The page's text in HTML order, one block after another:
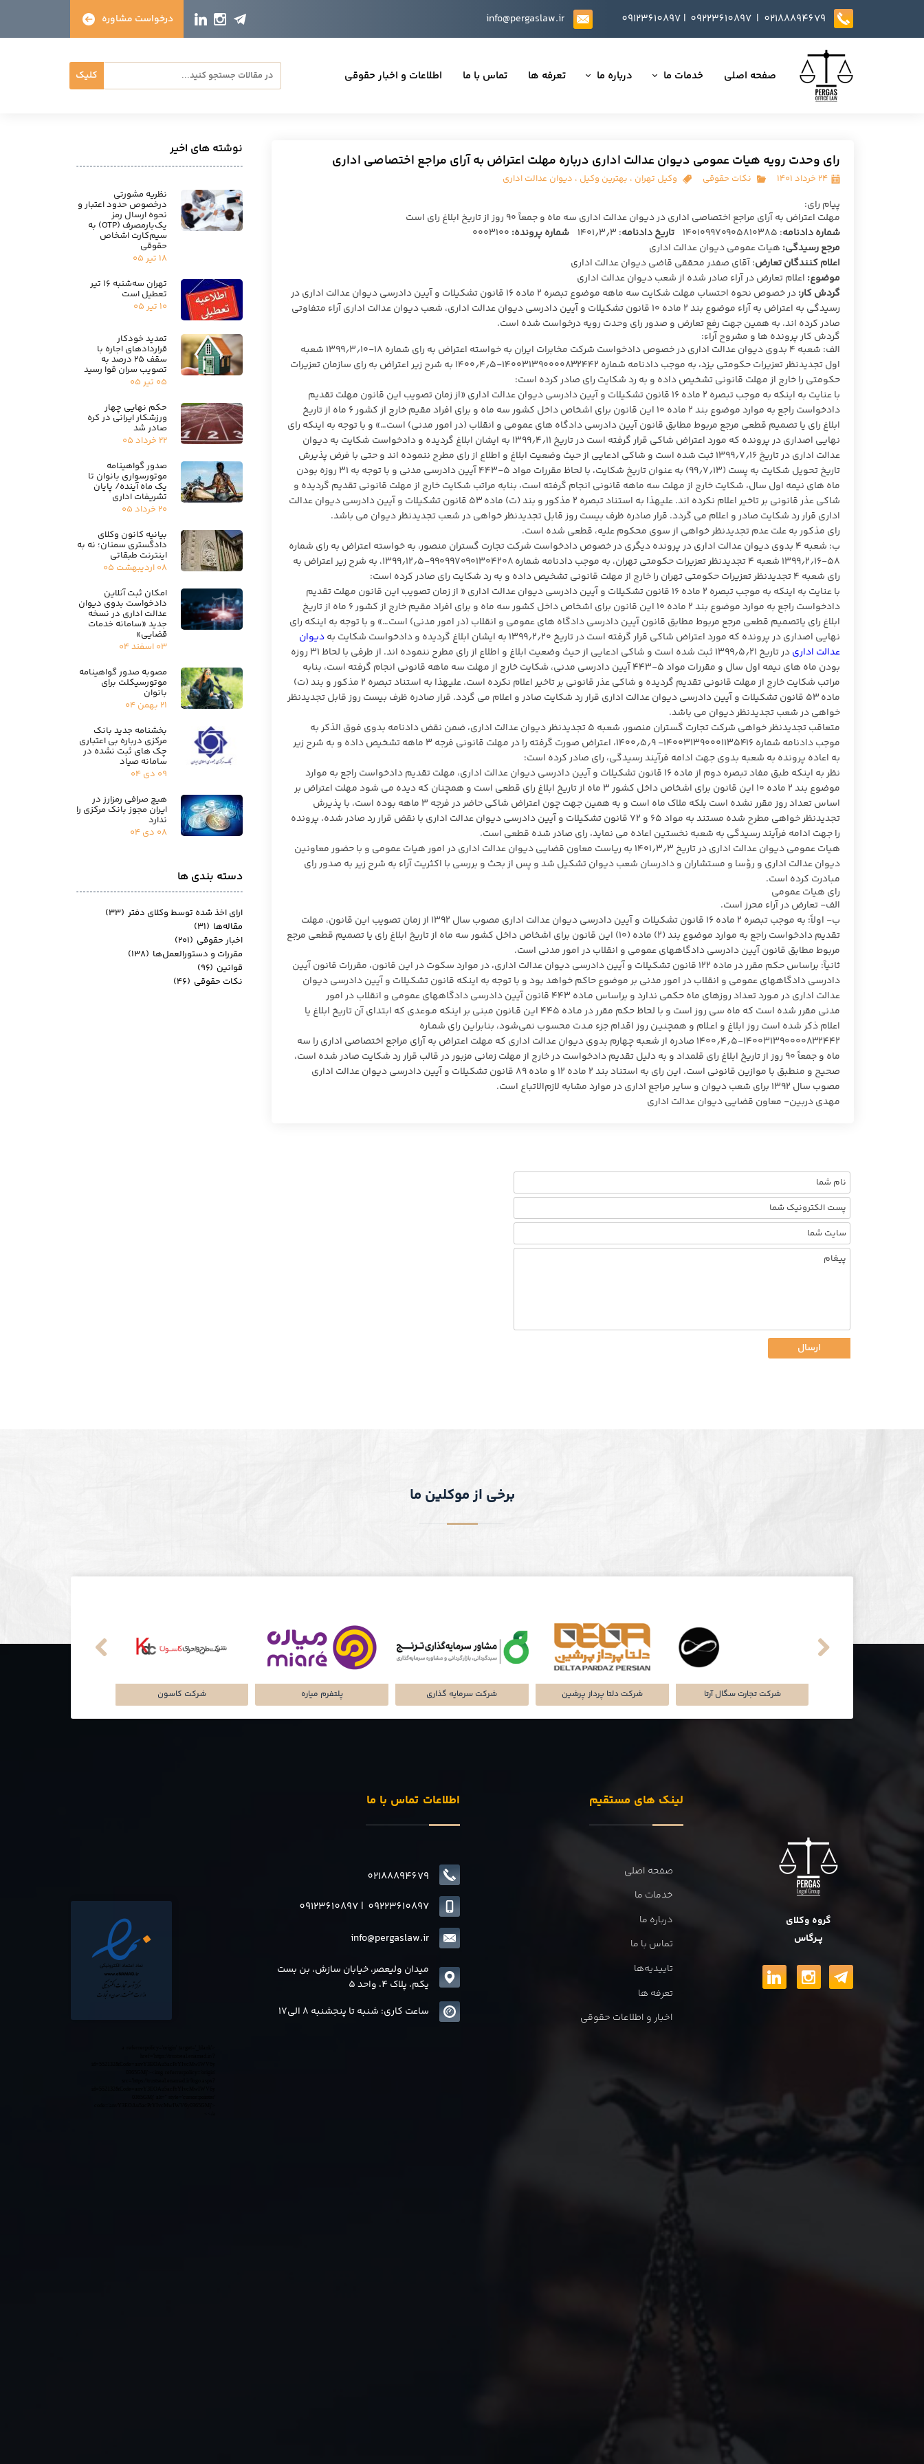
کلیک صفحه اصلی خدمات ما
مذاکره، تنظیم و بازبینی قراردادها
داوری
انجام کلیه مسائل ثبتی
درباره ما تعرفه ها تماس با ما اطلاعات و اخبار حقوقی
09123610897| 09223610897​​​​​​​ | 02188894679 درخواست مشاوره info@pergaslaw.ir
رای وحدت رویه هیات عمومی دیوان عدالت اداری درباره مهلت اعتراض به آرای مراجع اختصاصی اداری
۲۴ خرداد ۱۴۰۱ نکات حقوقی وکیل تهران ، بهترین وکیل ، دیوان عدالت اداری
پیام رای:
مهلت اعتراض به آرای مراجع اختصاصی اداری در دیوان عدالت اداری سه ماه و جمعاً ۹۰ روز از تاریخ ابلاغ رای است
شماره دادنامه: ۱۴۰۱۰۹۹۷۰۹۰۵۸۱۰۳۸۵ تاریخ دادنامه: ۳؍۳؍۱۴۰۱ شماره پرونده:
مرجع رسیدگی: هیات عمومی دیوان عدالت اداری
اعلام کنندگان تعارض: آقای صفدر محققی قاضی دیوان عدالت اداری
موضوع: اعلام تعارض در آراء صادر شده از شعب دیوان عدالت اداری
گردش کار:
در خصوص نحوه احتساب مهلت شکایت سه ماهه موضوع تبصره ۲ ماده ۱۶ قانون تشکیلات و آیین دادرسی دیوان عدالت اداری در
رسیدگی به اعتراض به آراء موضوع بند ۲ ماده ۱۰ قانون تشکیلات و آیین دادرسی دیوان عدالت اداری، شعب دیوان عدالت اداری آراء متفاوتی
صادر کرده اند. به همین جهت رفع تعارض و صدور رای وحدت رویه درخواست شده است.
گردش کار پرونده ها و مشروح آراء:
الف: شعبه ۴ بدوی دیوان عدالت اداری در خصوص دادخواست شرکت مخابرات ایران به خواسته اعتراض به رای شماره ۱۸-۱۰؍۳؍۱۳۹۹ شعبه
اول تجدیدنظر تعزیرات حکومتی یزد، به موجب دادنامه شماره ۱۴۰۰۳۱۳۹۰۰۰۰۸۳۲۴۴۲-۵؍۴؍۱۴۰۰ به شرح زیر اعتراض به رای سازمان تعزیرات
حکومتی را خارج از مهلت قانونی تشخیص داده و به رد شکایت رای صادر کرده است:
با عنایت به اینکه به موجب تبصره ۲ ماده ۱۶ قانون تشکیلات و آیین دادرسی دیوان عدالت اداری «از زمان تصویب این قانون مهلت تقدیم
دادخواست راجع به موارد موضوع بند ۲ ماده ۱۰ این قانون برای اشخاص داخل کشور سه ماه و برای افراد مقیم خارج از کشور ۶ ماه از تاریخ
ابلاغ رای یا تصمیم قطعی مرجع مربوط مطابق قانون آیین دادرسی دادگاه های عمومی و انقلاب (در امور مدنی) است…» و با توجه به اینکه رای
نهایی اصداری در پرونده که مورد اعتراض شاکی قرار گرفته است در تاریخ ۱۱؍۴؍۱۳۹۹ به ایشان ابلاغ گردیده و دادخواست شکایت به دیوان
عدالت اداری در تاریخ ۱۶؍۷؍۱۳۹۹ ثبت شده است و شاکی ادعایی از حیث وضعیت ابلاغ و اطلاع از رای مطرح ننموده اند و حتی با فرض پذیرش
تاریخ تحویل شکایت به پست (۱۳؍۷؍۹۹) به عنوان تاریخ شکایت، با لحاظ مقررات مواد ۵-۴۴۳ آیین دادرسی مدنی و با توجه به ۳۱ روزه بودن
ماه های نیمه اول سال، شکایت خارج از مهلت سه ماهه قانونی انجام گرفته است، بنابه مراتب شکایت خارج از مهلت قانونی تقدیم گردیده و
شاکی عذر قانونی بر تاخیر اعلام نکرده اند. علیهذا به استناد تبصره ۲ مذکور و بند (ت) ماده ۵۳ قانون تشکیلات و آیین دادرسی دیوان عدالت
اداری قرار رد شکایت صادر و اعلام می گردد. قرار صادره ظرف بیست روز قابل تجدیدنظر خواهی در شعب تجدیدنظر دیوان می باشد.
رای مذکور به علت عدم تجدیدنظر خواهی از سوی محکوم علیه، قطعی شده است.
ب: شعبه ۴ بدوی دیوان عدالت اداری در پرونده دیگری در خصوص دادخواست شرکت تجارت گستران منصور، به خواسته اعتراض به رای شماره
۵۸-۱۶؍۲؍۱۳۹۹ شعبه ۴ تجدیدنظر تعزیرات حکومتی تهران، به موجب دادنامه شماره ۹۹۰۹۹۷۰۹۰۱۳۰۴۲۰۸-۵؍۱۲؍۱۳۹۹، به شرح زیر اعتراض به
رای شعبه ۴ تجدیدنظر تعزیرات حکومتی تهران را خارج از مهلت قانونی تشخیص داده و به رد شکایت رای صادر کرده است:
با عنایت به اینکه به موجب تبصره ۲ ماده ۱۶ قانون تشکیلات و آیین دادرسی دیوان عدالت اداری « از زمان تصویب این قانون مهلت تقدیم
دادخواست راجع به موارد موضوع بند ۲ ماده ۱۰ این قانون برای اشخاص داخل کشور سه ماه و برای افراد مقیم خارج از کشور ۶ ماه از تاریخ
ابلاغ رای یاتصمیم قطعی مرجع مربوط مطابق قانون آیین دادرسی دادگاه های عمومی و انقلاب (در امور مدنی) است…» و با توجه به اینکه رای
نهایی اصداری در پرونده که مورد اعتراض شاکی قرار گرفته است در تاریخ ۲۰؍۲؍۱۳۹۹ به ایشان ابلاغ گردیده و دادخواست شکایت به
دیوان
عدالت اداری
در تاریخ ۲۱؍۵؍۱۳۹۹ ثبت شده است و شاکی ادعایی از حیث وضعیت ابلاغ و اطلاع از رای مطرح ننموده اند. از طرفی با لحاظ ۳۱ روزه
بودن ماه های نیمه اول سال و مقررات مواد ۵-۴۴۳ آیین دادرسی مدنی، شکایت خارج از مهلت سه ماهه قانونی انجام گرفته است، بنابه
مراتب شکایت خارج از مهلت قانونی تقدیم گردیده و شاکی عذر قانونی بر تاخیر اعلام نکرده است. علیهذا به استناد تبصره ۲ مذکور و بند (ت)
ماده ۵۳ قانون تشکیلات و آیین دادرسی دیوان عدالت اداری قرار رد شکایت صادر و اعلام می گردد. قرار صادره ظرف بیست روز قابل تجدیدنظر
خواهی در شعب تجدیدنظر دیوان می باشد.
متعاقب تجدیدنظر خواهی شرکت تجارت گستران منصور، شعبه ۵ تجدیدنظر دیوان عدالت اداری، ضمن نقض دادنامه بدوی فوق الذکر به
موجب دادنامه شماره ۱۴۰۰۳۱۳۹۰۰۰۱۱۳۵۴۱۶- ۹؍۵؍۱۴۰۰، اعتراض صورت گرفته را در مهلت قانونی فرجه ۳ ماهه تشخیص داده و به شرح زیر
به اعاده پرونده به شعبه بدوی جهت ادامه فرآیند رسیدگی، رای صادر کرده است:
نظر به اینکه طبق مفاد تبصره دوم از ماده ۱۶ قانون تشکیلات و آیین دادرسی دیوان عدالت اداری، مهلت تقدیم دادخواست راجع به موارد
موضوع بند ۲ ماده ۱۰ این قانون برای اشخاص داخل کشور ۳ ماه از تاریخ ابلاغ رای قطعی است و همچنان که دیده می شود مهلت اعتراض بر
اساس تعداد روز مقرر نشده است بلکه ملاک ماه است و به همین جهت چون اعتراض شاکی حاضر در فرجه ۳ ماهه بوده است، با پذیرش
تجدیدنظر خواهی مطرح شده مستند به مواد ۶۵ و ۷۲ قانون تشکیلات و آیین دادرسی دیوان عدالت اداری با نقض قرار رد صادر شده، پرونده
را جهت ادامه فرآیند رسیدگی به شعبه نخستین اعاده می نماید، رای صادر شده قطعی است.
هیات عمومی دیوان عدالت اداری در تاریخ ۳؍۳؍۱۴۰۱ به ریاست معاون قضایی دیوان عدالت اداری در امور هیات عمومی و با حضور معاونین
دیوان عدالت اداری و رؤسا و مستشاران و دادرسان شعب دیوان تشکیل شد و پس از بحث و بررسی با اکثریت آراء به شرح زیر به صدور رای
مبادرت کرده است.
رای هیات عمومی
الف- تعارض در آراء محرز است.
ب- اولاً: به موجب تبصره ۲ ماده ۱۶ قانون تشکیلات و آیین دادرسی دیوان عدالت اداری مصوب سال ۱۳۹۲ از زمان تصویب این قانون، مهلت
تقدیم دادخواست راجع به موارد موضوع بند (۲) ماده (۱۰) این قانون برای اشخاص داخل کشور سه ماه از تاریخ ابلاغ رای یا تصمیم قطعی مرجع
مربوط مطابق قانون آیین دادرسی دادگاههای عمومی و انقلاب در امور مدنی است.
ثانیاً: براساس حکم مقرر در ماده ۱۲۲ قانون تشکیلات و آیین دادرسی دیوان عدالت اداری، در موارد سکوت در این قانون، مقررات قانون آیین
دادرسی دادگاههای عمومی و انقلاب در امور مدنی بر موضوع حاکم خواهد بود و با توجه به اینکه قانون تشکیلات و آیین دادرسی دیوان
عدالت اداری در مـورد تعداد روزهای ماه حکمی ندارد و براساس مـاده ۴۴۳ قانون آیین دادرسی دادگاههای عمومی و انقلاب در امور
مدنی مقرر شده است که ماه سی روز است و با لحاظ حکم مقرر در مـاده ۴۴۵ این قـانون مبنی بر اینکه مـوعدی که ابتدای آن تاریخ ابلاغ یا
اعلام ذکر شده است روز ابلاغ و اعـلام و همچنیـن روز اقدام جزء مـدت محسوب نمی‌شود، بنابراین رای شمـاره
۱۴۰۰۳۱۳۹۰۰۰۰۸۳۲۴۴۲-۵؍۴؍۱۴۰۰ صادره از شعبه چهارم بدوی دیوان عدالت اداری که مهلت اعتراض به آرای مراجع اختصاصی اداری را سه
ماه و جمعاً ۹۰ روز از تاریخ ابلاغ رای قلمداد و به دلیل تقدیم دادخواست در خارج از مهلت زمانی مزبور در قالب قرار رد شکایت صادر شده است،
صحیح و منطبق با موازین قانونی است. این رای به استناد بند ۲ ماده ۱۲ و ماده ۸۹ قانون تشکیلات و آیین دادرسی دیوان عدالت اداری
مصوب سال ۱۳۹۲ برای شعب دیوان و سایر مراجع اداری در موارد مشابه لازم‌الاتباع است.
مهدی دربین- معاون قضایی دیوان عدالت اداری
ارسال
نوشته های اخیر
دسته بندی ها
نظریه مشورتی
درخصوص حدود اعتبار و
نحوه ارسال رمز
یک‌بارمصرف (OTP) به
سیم‌کارت اشخاص
حقوقی
۱۸ تیر ۰۵
تهران سه‌شنبه ۱۶ تیر
تعطیل است
۱۰ تیر ۰۵
تمدید خودکار
قراردادهای اجاره با
سقف ۲۵ درصد به
تصویب سران قوا رسید
۰۵ تیر ۰۵
حکم نهایی چهار
ورزشکار ایرانی در کره
صادر شد
۲۲ خرداد ۰۵
صدور گواهینامه
موتورسواری بانوان تا
یک ماه آینده/ پایان
تشریفات اداری
۲۰ خرداد ۰۵
بیانیه کانون وکلای
دادگستری سمنان؛ نه به
اینترنت طبقاتی
۰۸ اردیبهشت ۰۵
امکان ثبت آنلاین
دادخواست بدوی دیوان
عدالت اداری در نسخه
جدید «سامانه خدمات
قضایی»
۰۳ اسفند ۰۴
مصوبه صدور گواهینامه
موتورسیکلت برای
بانوان
۲۱ بهمن ۰۴
بخشنامه جدید بانک
مرکزی درباره بی اعتباری
چک های ثبت نشده در
سامانه صیاد
۰۹ دی ۰۴
هیچ صرافی رمزارز در
ایران مجوز بانک مرکزی را
ندارد
۰۸ دی ۰۴
ارای اخذ شده توسط وکلای دفتر (۳۳)
مقاله‌ها (۳۱)
اخبار حقوقی (۲۰۱)
مقررات و دستورالعمل‌ها (۱۳۸)
قوانین (۹۶)
نکات حقوقی (۴۶)
تماشاخانه‌ی ملک
سامانه‌های هوشمند عرشیا
کارگزاری بانکی
اشکو سازه فرهت تک لاین مجتمع تجاری و اداری پالمیرا
برخی از موکلین ما
گروه وکلای
پــرگاس
لینک های مستقیم
صفحه اصلی
خدمات ما
درباره ما
تماس با ما
تاییدیه‌ها
تعرفه ها
اخبار و اطلاعات حقوقی
اطلاعات تماس با ما
02188894679
info@pergaslaw.ir
09123610897| 09223610897
میدان ولیعصر، خیابان سازش، بن بست
یکم، پلاک 4، واحد 5
ساعت کاری: شنبه تا پنجشنبه 8 الی17